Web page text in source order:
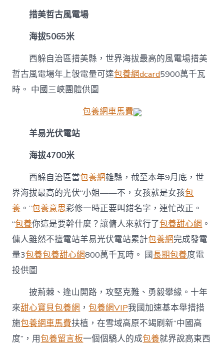
措美哲古風電場
海拔5065米
西躲自治區措美縣，世界海拔最高的風電場措美
哲古風電場年上彀電量可達包養網dcard5900萬千瓦
時。 中國三峽團體供圖
包養網車馬費
羊易光伏電站
海拔4700米
西躲自治區當包養網雄縣，截至本年9月底，世
界海拔最高的光伏“小姐——不，女孩就是女孩包
養 。”包養意思彩修一時正要叫錯名字，連忙改正。
“包養你這是要幹什麼？讓傭人來就行了包養甜心網 。
傭人雖然不擅電站羊易光伏電站累計包養網完成發電
量3包養包養甜心網800萬千瓦時。 國長期包養度電
投供圖
披荊棘、逢山開路，攻堅克難、勇毅攀緣。十年
來甜心寶貝包養網 ，包養網VIP我國加速基本舉措措
施包養網車馬費扶植，在雪域高原不竭刷新“中國高
度”，用包養留言板一個個驕人的成包養就界說高東西